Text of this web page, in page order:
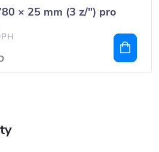
× 25 mm (3 z/") pro